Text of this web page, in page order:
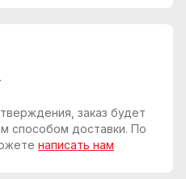
заказ будет
способом доставки. По
написать нам